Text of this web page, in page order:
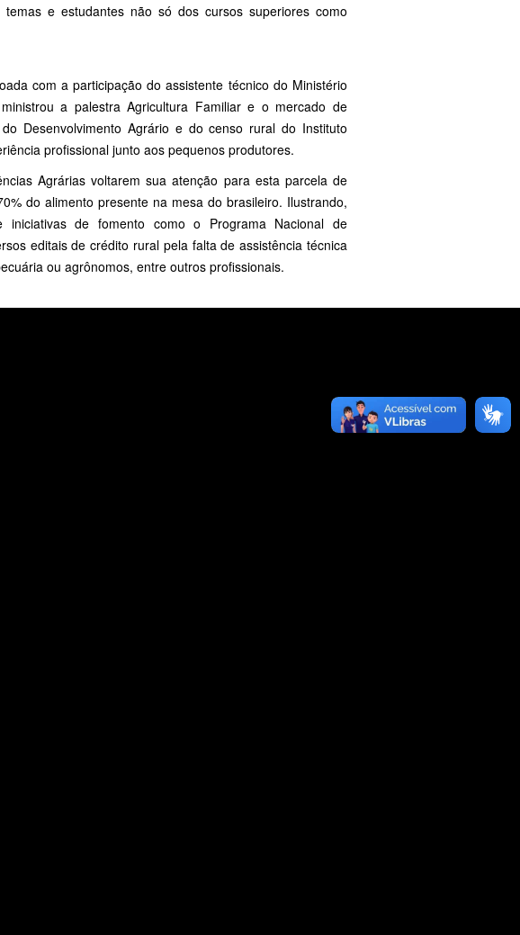
e estudantes não só dos cursos superiores como
com a participação do assistente técnico do Ministério
a palestra Agricultura Familiar e o mercado de
Desenvolvimento Agrário e do censo rural do Instituto
profissional junto aos pequenos produtores.
Agrárias voltarem sua atenção para esta parcela de
do alimento presente na mesa do brasileiro. Ilustrando,
de fomento como o Programa Nacional de
editais de crédito rural pela falta de assistência técnica
ou agrônomos, entre outros profissionais.